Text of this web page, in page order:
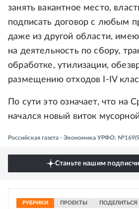
занять вакантное место,
подписать договор с любым
даже из другой области,
на деятельность по сбору,
обработке, утилизации,
размещению отходов I-IV
По сути это означает, что на
начался новый виток
Российская газета - Экономика УРФО:
Станьте нашим
РУБРИКИ ПРОЕКТЫ ПОДЕЛИТЬСЯ